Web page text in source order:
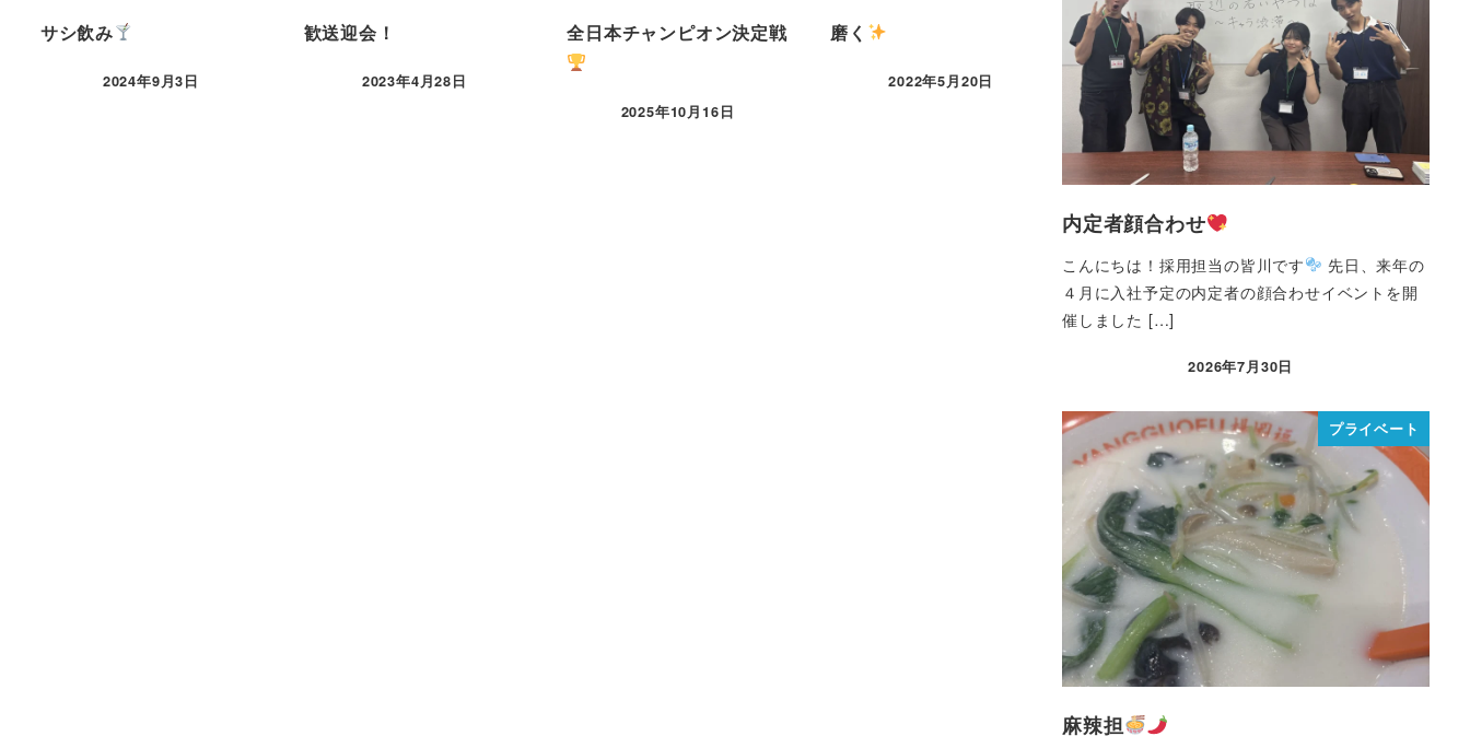
サシ飲み
2024年9月3日
歓送迎会！
2023年4月28日
全日本チャンピオン決定戦
2025年10月16日
磨く
2022年5月20日
内定者顔合わせ
こんにちは！採用担当の皆川です
先日、来年の
４月に入社予定の内定者の顔合わせイベントを開
催しました […]
2026年7月30日
プライベート
麻辣担